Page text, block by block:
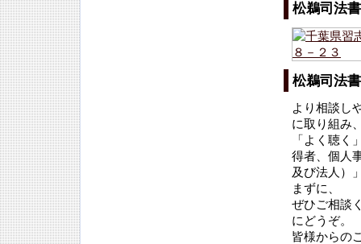
松鵜司法
松鵜司法
より相談し
に取り組み
「よく聴く
得者、個人
及び法人）
まずに、
ぜひご相談
にどうぞ。
皆様からの